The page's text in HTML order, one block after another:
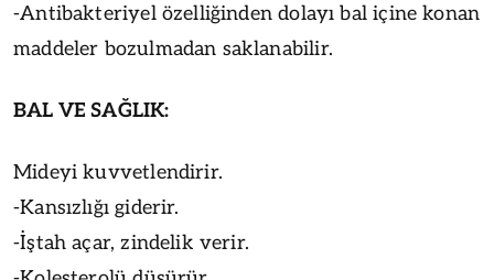
-Antibakteriyel özelliğinden dolayı bal içine konan
maddeler bozulmadan saklanabilir.
BAL VE SAĞLIK:
Mideyi kuvvetlendirir.
-Kansızlığı giderir.
-İştah açar, zindelik verir.